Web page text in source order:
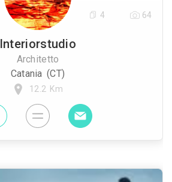
Interiorstudio
Architetto
Catania (CT)
12.2 Km
4 64